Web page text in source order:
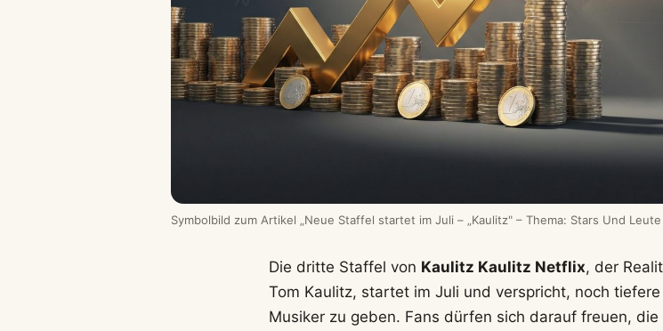
Symbolbild zum Artikel „Neue Staffel startet im Juli – „Kaulitz" – Thema: Stars Und Leute
Die dritte Staffel von Kaulitz Kaulitz Netflix, der
Tom Kaulitz, startet im Juli und verspricht, noch
Musiker zu geben. Fans dürfen sich darauf freuen,